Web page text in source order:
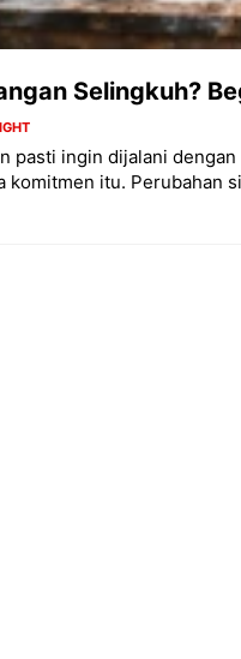
Selingkuh?
pasti ingin dijalani
komitmen itu. Perubahan